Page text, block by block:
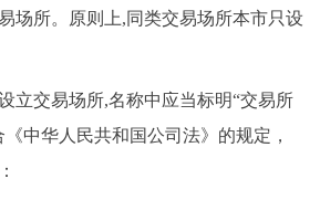
场所。原则上,同类交易场所本市只设
交易场所,名称中应当标明“交易所
《中华人民共和国公司法》的规定，